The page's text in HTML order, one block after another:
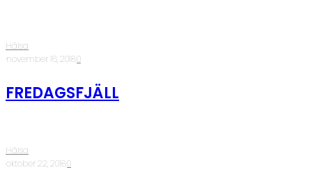
Hälsa
·november 16, 2018·0
FREDAGSFJÄLL
Hälsa
·oktober 22, 2018·0